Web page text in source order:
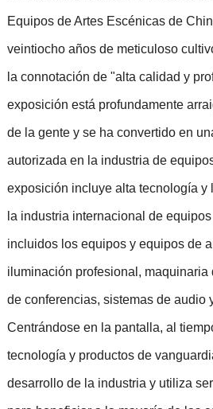
Equipos de Artes Escénicas de
veintiocho años de meticuloso
la connotación de "alta calidad y
exposición está profundamente
de la gente y se ha convertido en
autorizada en la industria de
exposición incluye alta tecnología y
la industria internacional de
incluidos los equipos y equipos de
iluminación profesional, maquinaria
de conferencias, sistemas de audio
Centrándose en la pantalla, al
tecnología y productos de
desarrollo de la industria y utiliza